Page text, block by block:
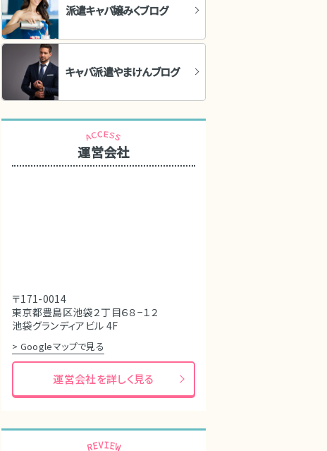
派遣キャバ嬢みくブログ
キャバ派遣やまけんブログ
運営会社
〒171-0014
東京都豊島区池袋２丁目６８−１２
池袋グランディアビル 4F
> Googleマップで見る
運営会社を詳しく見る